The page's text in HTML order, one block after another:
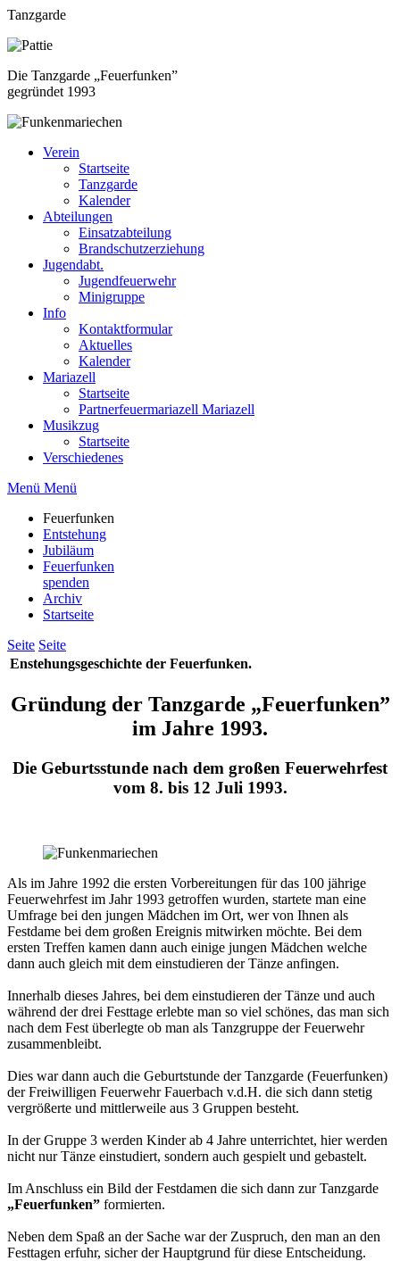
Tanzgarde
Die Tanzgarde „Feuerfunken”
gegründet 1993
Verein
Startseite
Tanzgarde
Kalender
Abteilungen
Einsatzabteilung
Brandschutzerziehung
Jugendabt.
Jugendfeuerwehr
Minigruppe
Info
Kontaktformular
Aktuelles
Kalender
Mariazell
Startseite
Partnerfeuermariazell Mariazell
Musikzug
Startseite
Verschiedenes
Menü Menü
Feuerfunken
Entstehung
Jubiläum
Feuerfunken
spenden
Archiv
Startseite
Seite Seite
Enstehungsgeschichte der Feuerfunken.
Gründung der Tanzgarde „Feuerfunken”
im Jahre 1993.
Die Geburtsstunde nach dem großen Feuerwehrfest
vom 8. bis 12 Juli 1993.
Als im Jahre 1992 die ersten Vorbereitungen für das 100 jährige
Feuerwehrfest im Jahr 1993 getroffen wurden, startete man eine
Umfrage bei den jungen Mädchen im Ort, wer von Ihnen als
Festdame bei dem großen Ereignis mitwirken möchte. Bei dem
ersten Treffen kamen dann auch einige jungen Mädchen welche
dann auch gleich mit dem einstudieren der Tänze anfingen.
Innerhalb dieses Jahres, bei dem einstudieren der Tänze und auch
während der drei Festtage erlebte man so viel schönes, das man sich
nach dem Fest überlegte ob man als Tanzgruppe der Feuerwehr
zusammenbleibt.
Dies war dann auch die Geburtstunde der Tanzgarde (Feuerfunken)
der Freiwilligen Feuerwehr Fauerbach v.d.H. die sich dann stetig
vergrößerte und mittlerweile aus 3 Gruppen besteht.
In der Gruppe 3 werden Kinder ab 4 Jahre unterrichtet, hier werden
nicht nur Tänze einstudiert, sondern auch gespielt und gebastelt.
Im Anschluss ein Bild der Festdamen die sich dann zur Tanzgarde
„Feuerfunken” formierten.
Neben dem Spaß an der Sache war der Zuspruch, den man an den
Festtagen erfuhr, sicher der Hauptgrund für diese Entscheidung.